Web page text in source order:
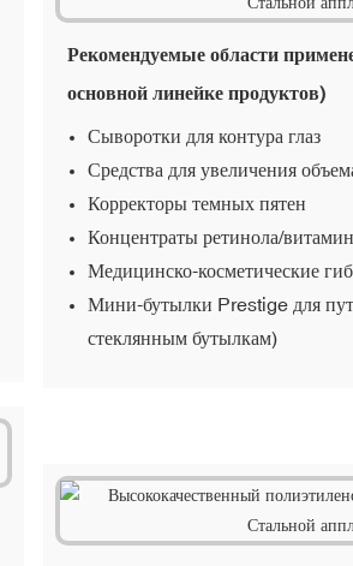
Рекомендуемые области
основной линейке продуктов)
Сыворотки для контура глаз
Средства для увеличения
Корректоры темных пятен
Концентраты ретинола/
Медицинско-косметические
Мини-бутылки Prestige для
стеклянным бутылкам)